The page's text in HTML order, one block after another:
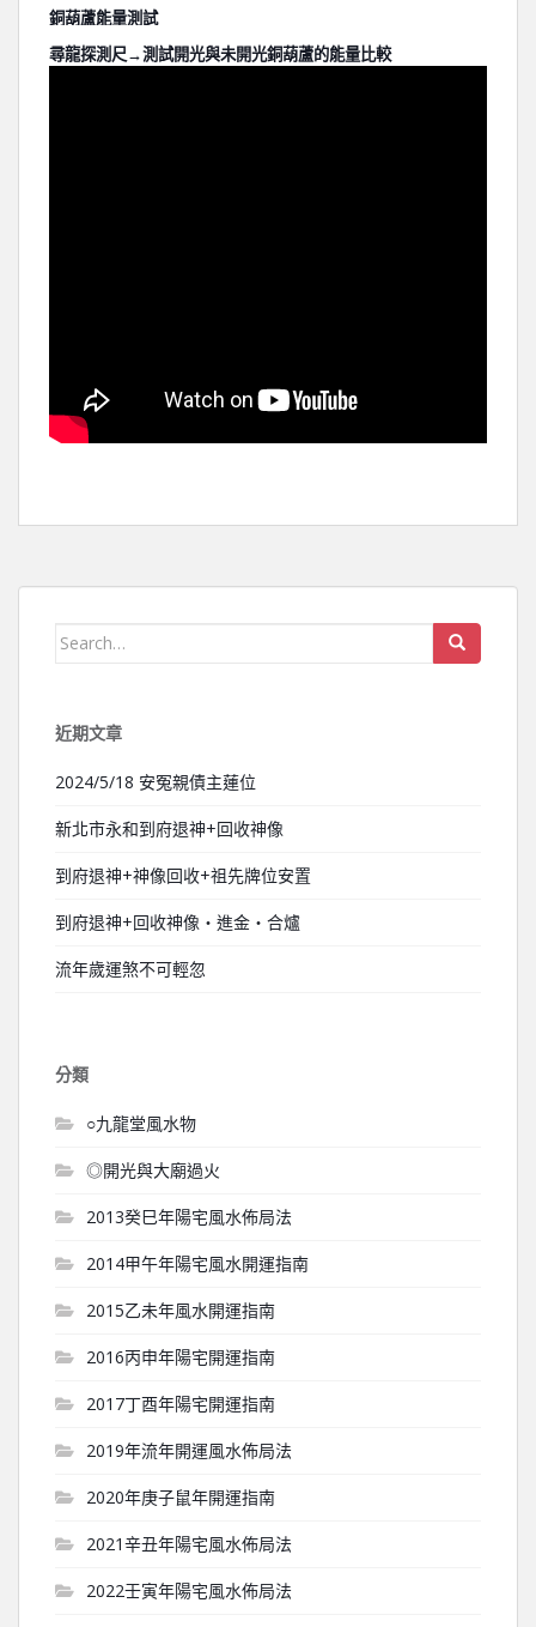
銅葫蘆能量測試
尋龍探測尺 →測試開光與未開光銅葫蘆的能量比較
Search for:
近期文章
2024/5/18 安冤親債主蓮位
新北市永和到府退神+回收神像
到府退神+神像回收+祖先牌位安置
到府退神+回收神像‧進金‧合爐
流年歲運煞不可輕忽
分類
○九龍堂風水物
◎開光與大廟過火
2013癸巳年陽宅風水佈局法
2014甲午年陽宅風水開運指南
2015乙未年風水開運指南
2016丙申年陽宅開運指南
2017丁酉年陽宅開運指南
2019年流年開運風水佈局法
2020年庚子鼠年開運指南
2021辛丑年陽宅風水佈局法
2022壬寅年陽宅風水佈局法